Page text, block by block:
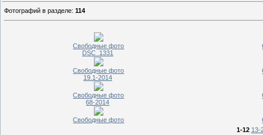
Фотографий в разделе: 114
Свободные фото
DSC_1331
Свободные фото
19.1-2014
Свободные фото
68-2014
Свободные фото
1-12 13-